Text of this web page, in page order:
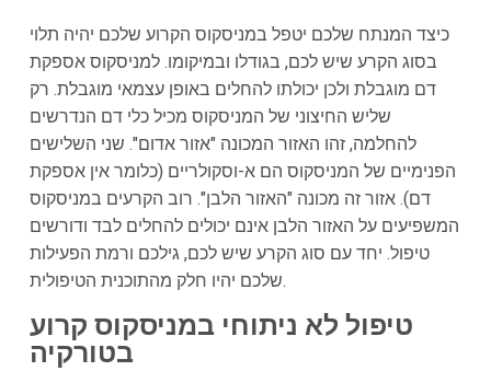
כיצד המנתח שלכם יטפל במניסקוס הקרוע שלכם יהיה תלוי
בסוג הקרע שיש לכם, בגודלו ובמיקומו. למניסקוס אספקת
דם מוגבלת ולכן יכולתו להחלים באופן עצמאי מוגבלת. רק
שליש החיצוני של המניסקוס מכיל כלי דם הנדרשים
להחלמה, זהו האזור המכונה "אזור אדום". שני השלישים
הפנימיים של המניסקוס הם א-וסקולריים (כלומר אין אספקת
דם). אזור זה מכונה "האזור הלבן". רוב הקרעים במניסקוס
המשפיעים על האזור הלבן אינם יכולים להחלים לבד ודורשים
טיפול. יחד עם סוג הקרע שיש לכם, גילכם ורמת הפעילות
שלכם יהיו חלק מהתוכנית הטיפולית.
טיפול לא ניתוחי במניסקוס קרוע
בטורקיה